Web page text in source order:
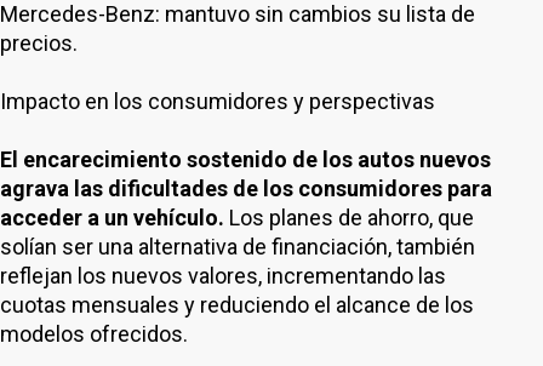
Mercedes-Benz: mantuvo sin cambios su lista de
precios.
Impacto en los consumidores y perspectivas
El encarecimiento sostenido de los autos nuevos
agrava las dificultades de los consumidores para
acceder a un vehículo. Los planes de ahorro, que
solían ser una alternativa de financiación, también
reflejan los nuevos valores, incrementando las
cuotas mensuales y reduciendo el alcance de los
modelos ofrecidos.